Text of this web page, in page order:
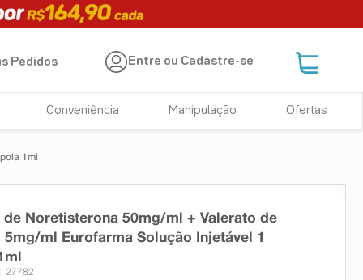
Pedidos Entre ou Cadastre-se
Conveniência Manipulação Ofertas
1ml
de Noretisterona 50mg/ml + Valerato de
5mg/ml Eurofarma Solução Injetável 1
27782